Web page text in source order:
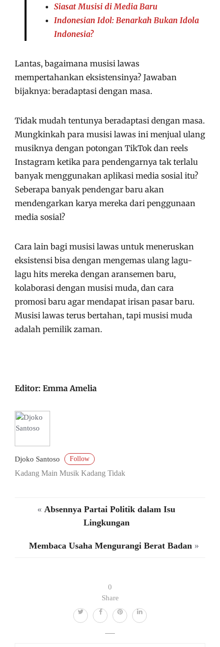
0
Share
Siasat Musisi di Media Baru
Indonesian Idol: Benarkah Bukan Idola
Indonesia?
Lantas, bagaimana musisi lawas
mempertahankan eksistensinya? Jawaban
bijaknya: beradaptasi dengan masa.
Tidak mudah tentunya beradaptasi dengan masa.
Mungkinkah para musisi lawas ini menjual ulang
musiknya dengan potongan TikTok dan reels
Instagram ketika para pendengarnya tak terlalu
banyak menggunakan aplikasi media sosial itu?
Seberapa banyak pendengar baru akan
mendengarkan karya mereka dari penggunaan
media sosial?
Cara lain bagi musisi lawas untuk meneruskan
eksistensi bisa dengan mengemas ulang lagu-
lagu hits mereka dengan aransemen baru,
kolaborasi dengan musisi muda, dan cara
promosi baru agar mendapat irisan pasar baru.
Musisi lawas terus bertahan, tapi musisi muda
adalah pemilik zaman.
Editor: Emma Amelia
Djoko Santoso Follow
Kadang Main Musik Kadang Tidak
« Absennya Partai Politik dalam Isu
Lingkungan
Membaca Usaha Mengurangi Berat Badan »